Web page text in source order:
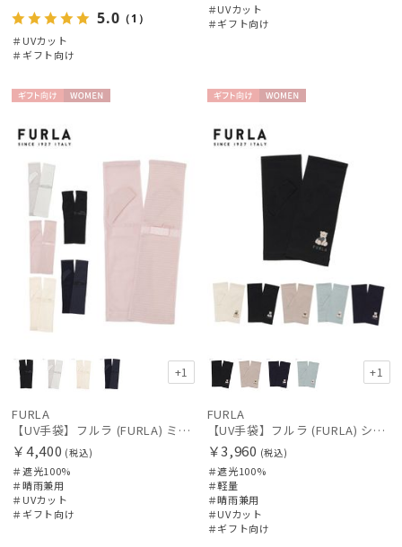
絞り込み
レディース メンズ キッズ
カテゴリー
ブランド
マフラー・ストール・スカーフ
帽子
手袋・アームカバー
5.0 （1）
＃UVカット
＃ギフト向け
＃UVカット
＃ギフト向け
向け
N
+1
FURLA
【UV手袋】フルラ (FURLA) ミディアム ＵＶ手袋 リボン 指無し
￥4,400 (税込)
＃遮光100%
＃晴雨兼用
＃UVカット
＃ギフト向け
向け
N
+1
FURLA
【UV手袋】フルラ (FURLA) ショート ＵＶ手袋 ハートベア 指無し
￥3,960 (税込)
＃遮光100%
＃軽量
＃晴雨兼用
＃UVカット
＃ギフト向け